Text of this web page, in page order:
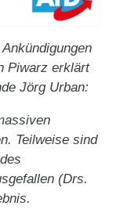
Piwarz erklärt
Jörg Urban:
Teilweise sind
(Drs.